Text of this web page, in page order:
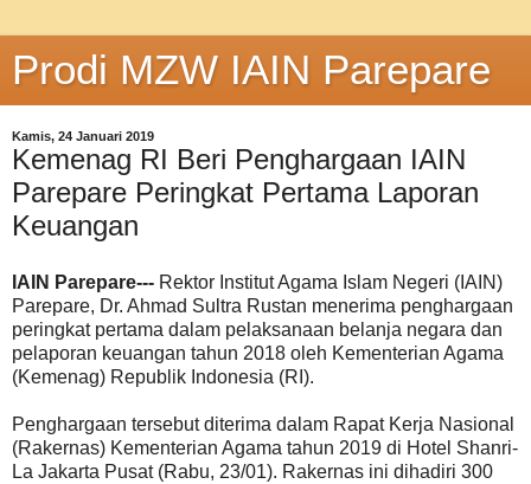
Prodi MZW IAIN Parepare
Kamis, 24 Januari 2019
Kemenag RI Beri Penghargaan IAIN
Parepare Peringkat Pertama Laporan
Keuangan
IAIN Parepare--- Rektor Institut Agama Islam Negeri (IAIN)
Parepare, Dr. Ahmad Sultra Rustan menerima penghargaan
peringkat pertama dalam pelaksanaan belanja negara dan
pelaporan keuangan tahun 2018 oleh Kementerian Agama
(Kemenag) Republik Indonesia (RI).
Penghargaan tersebut diterima dalam Rapat Kerja Nasional
(Rakernas) Kementerian Agama tahun 2019 di Hotel Shanri-
La Jakarta Pusat (Rabu, 23/01). Rakernas ini dihadiri 300